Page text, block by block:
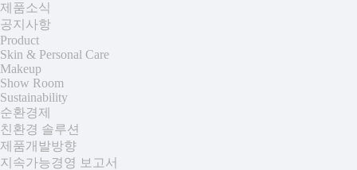
제품소식
공지사항
Product
Skin & Personal Care
Makeup
Show Room
Sustainability
순환경제
친환경 솔루션
제품개발방향
지속가능경영 보고서